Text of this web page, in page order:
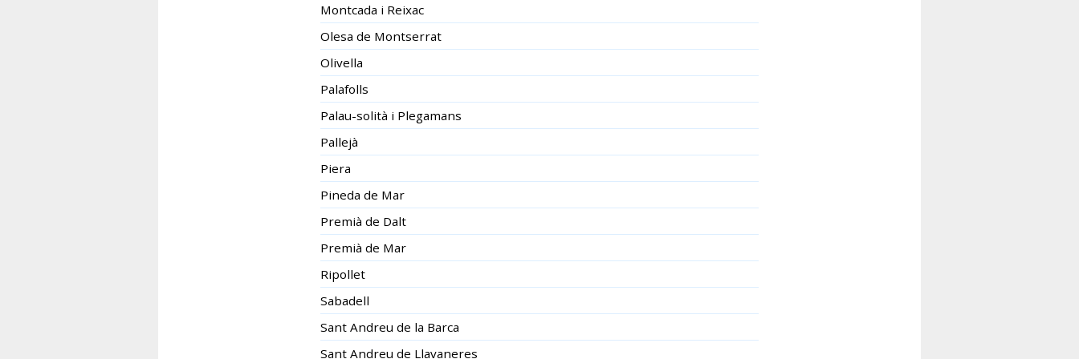
Montcada i Reixac
Olesa de Montserrat
Olivella
Palafolls
Palau-solità i Plegamans
Pallejà
Piera
Pineda de Mar
Premià de Dalt
Premià de Mar
Ripollet
Sabadell
Sant Andreu de la Barca
Sant Andreu de Llavaneres